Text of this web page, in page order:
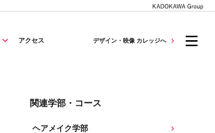
アクセス デザイン・映像 カレッジへ
関連学部・コース
ヘアメイク学部